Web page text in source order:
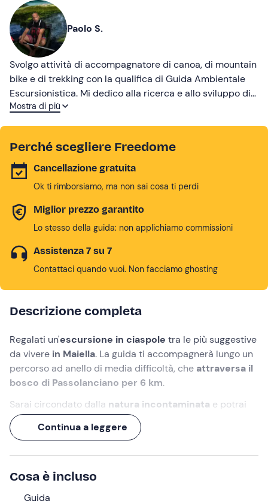
Paolo S.
Svolgo attività di accompagnatore di canoa, di mountain
bike e di trekking con la qualifica di Guida Ambientale
Escursionistica. Mi dedico alla ricerca e allo sviluppo di
attività eco-compatibili e collaboro con il settore
Mostra di più
Perché scegliere Freedome
Cancellazione gratuita
Ok ti rimborsiamo, ma non sai cosa ti perdi
Miglior prezzo garantito
Lo stesso della guida: non applichiamo commissioni
Assistenza 7 su 7
Contattaci quando vuoi. Non facciamo ghosting
Descrizione completa
Regalati un'escursione in ciaspole tra le più suggestive
da vivere in Maiella. La guida ti accompagnerà lungo un
percorso ad anello di media difficoltà, che attraversa il
bosco di Passolanciano per 6 km.
Sarai circondato dalla natura incontaminata e potrai
soffermarti ad ammirare leantiche capanne di pietra
che fungevano da rifugio per pastori e agricoltori. Il tutto
Gran Sasso.
Continua a leggere
Cosa è incluso
Guida